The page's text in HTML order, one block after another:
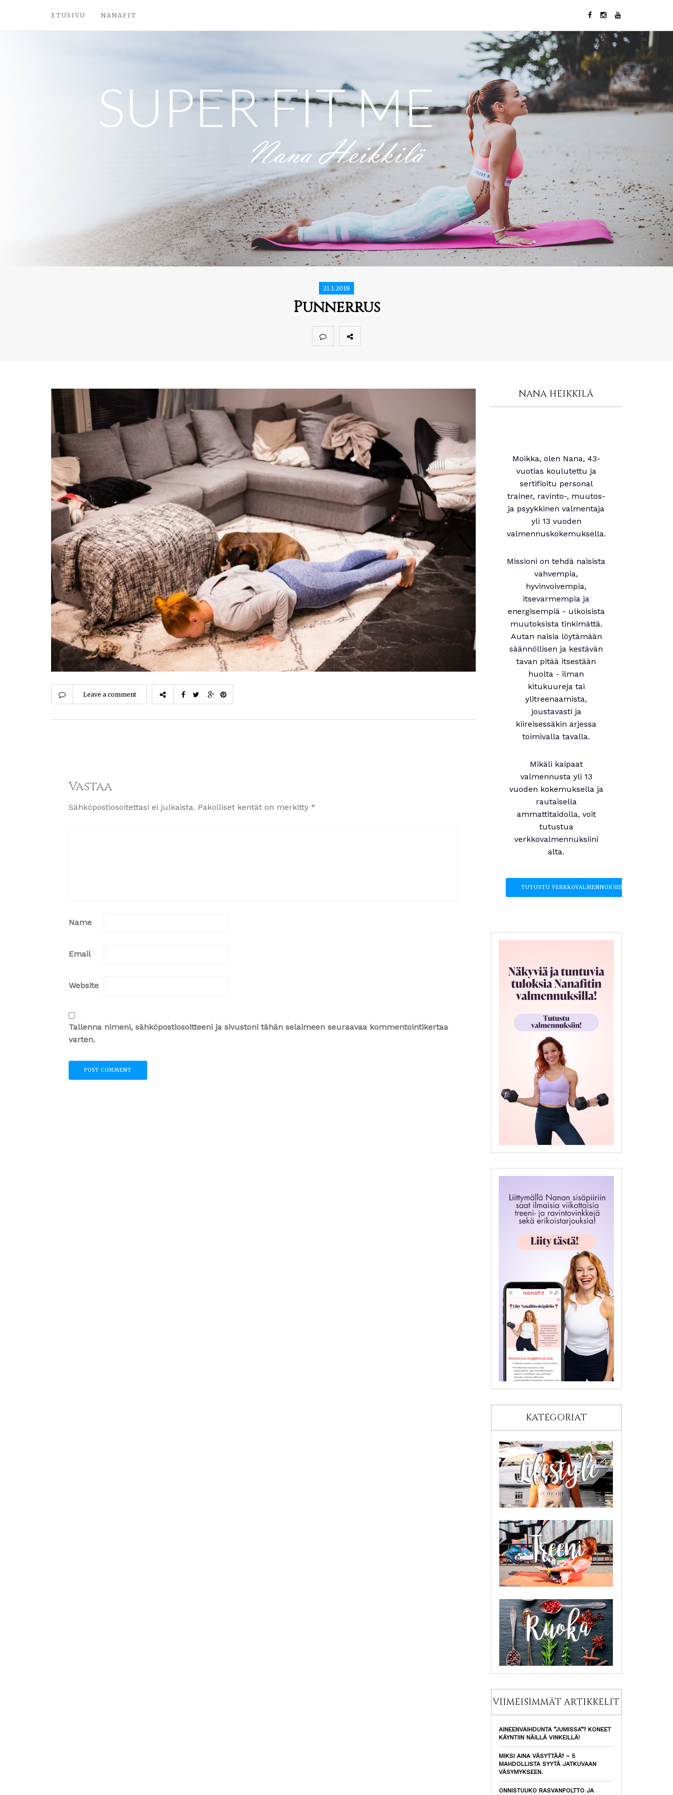
ETUSIVU NANAFIT
21.1.2018
Punnerrus
Leave a comment
Vastaa
Sähköpostiosoitettasi ei julkaista. Pakolliset kentät on merkitty *
Name
Email
Website
Tallenna nimeni, sähköpostiosoitteeni ja sivustoni tähän selaimeen seuraavaa kommentointikertaa
varten.
NANA HEIKKILÄ
Moikka, olen Nana, 43-
vuotias koulutettu ja
sertifioitu personal
trainer, ravinto-, muutos-
ja psyykkinen valmentaja
yli 13 vuoden
valmennuskokemuksella.
Missioni on tehdä naisista
vahvempia,
hyvinvoivempia,
itsevarmempia ja
energisempiä - ulkoisista
muutoksista tinkimättä.
Autan naisia löytämään
säännöllisen ja kestävän
tavan pitää itsestään
huolta - ilman
kitukuureja tai
ylitreenaamista,
joustavasti ja
kiireisessäkin arjessa
toimivalla tavalla.
Mikäli kaipaat
valmennusta yli 13
vuoden kokemuksella ja
rautaisella
ammattitaidolla, voit
tutustua
verkkovalmennuksiini
alta.
TUTUSTU VERKKOVALMENNUKSIIN
KATEGORIAT
VIIMEISIMMÄT ARTIKKELIT
AINEENVAIHDUNTA ”JUMISSA”? KONEET
KÄYNTIIN NÄILLÄ VINKEILLÄ!
MIKSI AINA VÄSYTTÄÄ? – 5
MAHDOLLISTA SYYTÄ JATKUVAAN
VÄSYMYKSEEN.
ONNISTUUKO RASVANPOLTTO JA